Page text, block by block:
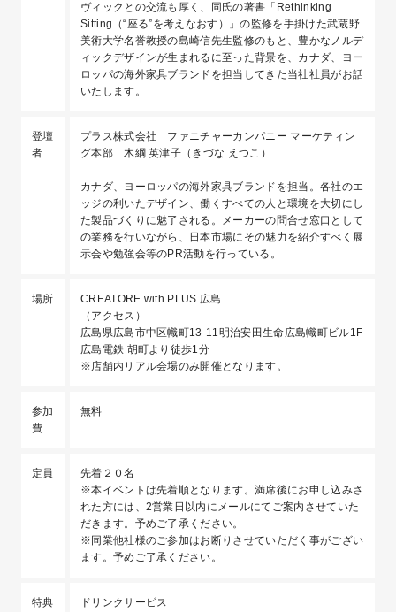
ヴィックとの交流も厚く、同氏の著書「Rethinking
Sitting（“座る”を考えなおす）」の監修を手掛けた武蔵野
美術大学名誉教授の島崎信先生監修のもと、豊かなノルデ
ィックデザインが生まれるに至った背景を、カナダ、ヨー
ロッパの海外家具ブランドを担当してきた当社社員がお話
いたします。
登壇
者
プラス株式会社 ファニチャーカンパニー マーケティン
グ本部 木綱 英津子（きづな えつこ）
カナダ、ヨーロッパの海外家具ブランドを担当。各社のエ
ッジの利いたデザイン、働くすべての人と環境を大切にし
た製品づくりに魅了される。メーカーの問合せ窓口として
の業務を行いながら、日本市場にその魅力を紹介すべく展
示会や勉強会等のPR活動を行っている。
場所
CREATORE with PLUS 広島
（ アクセス ）
広島県広島市中区幟町13-11明治安田生命広島幟町ビル1F
広島電鉄 胡町より徒歩1分
※店舗内リアル会場のみ開催となります。
参加
費
無料
定員
先着２０名
※本イベントは先着順となります。満席後にお申し込みさ
れた方には、2営業日以内にメールにてご案内させていた
だきます。予めご了承ください。
※同業他社様のご参加はお断りさせていただく事がござい
ます。予めご了承ください。
特典
ドリンクサービス